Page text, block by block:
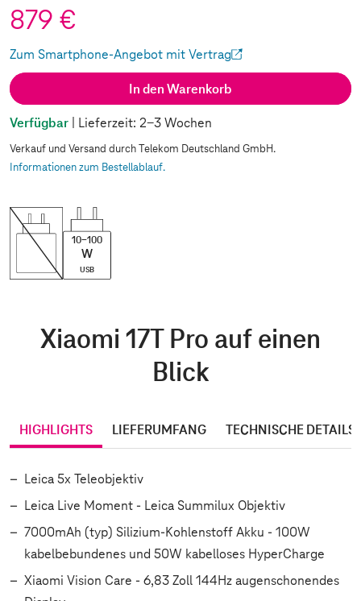
879 €
Zum Smartphone-Angebot mit Vertrag
(Wird in einem neuen Tab geöffnet)
In den Warenkorb
Verfügbar | Lieferzeit: 2-3 Wochen
Verkauf und Versand durch Telekom Deutschland GmbH.
Informationen zum Bestellablauf.
W
USB
10-100
Xiaomi 17T Pro auf einen
Blick
HIGHLIGHTS LIEFERUMFANG TECHNISCHE DETAILS
Leica 5x Teleobjektiv
Leica Live Moment - Leica Summilux Objektiv
7000mAh (typ) Silizium-Kohlenstoff Akku - 100W
kabelbebundenes und 50W kabelloses HyperCharge
Xiaomi Vision Care - 6,83 Zoll 144Hz augenschonendes